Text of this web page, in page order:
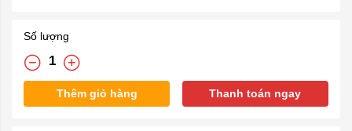
Số lượng
Thêm giỏ hàng Thanh toán ngay